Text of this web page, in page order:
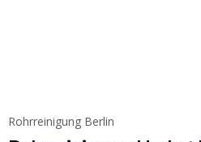
Rohrreinigung Berlin